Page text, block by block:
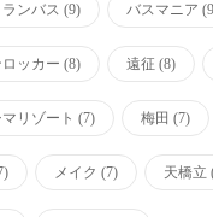
ランバス (9) バスマニア
ロッカー (8) 遠征 (8)
リゾート (7) 梅田 (7)
メイク (7) 天橋立